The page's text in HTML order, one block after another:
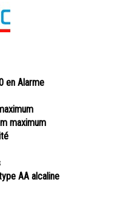
en Alarme
maximum
AA alcaline